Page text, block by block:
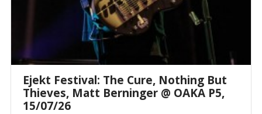
Ejekt Festival: The Cure, Nothing But
Thieves, Matt Berninger @ ΟΑΚΑ P5,
15/07/26